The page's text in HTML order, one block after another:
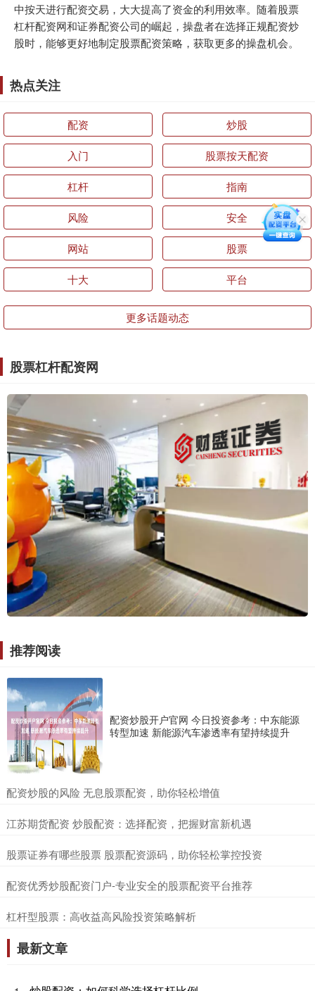
中按天进行配资交易，大大提高了资金的利用效率。随着股票
杠杆配资网和证券配资公司的崛起，操盘者在选择正规配资炒
股时，能够更好地制定股票配资策略，获取更多的操盘机会。
热点关注
配资 炒股
入门 股票按天配资
杠杆 指南
风险 安全
网站 股票
十大 平台
更多话题动态
股票杠杆配资网
推荐阅读
配资炒股开户官网 今日投资参考：中东能源
转型加速 新能源汽车渗透率有望持续提升
​配资炒股的风险 无息股票配资，助你轻松增值
​江苏期货配资 炒股配资：选择配资，把握财富新机遇
​股票证券有哪些股票 股票配资源码，助你轻松掌控投资
​配资优秀炒股配资门户-专业安全的股票配资平台推荐
​杠杆型股票：高收益高风险投资策略解析
最新文章